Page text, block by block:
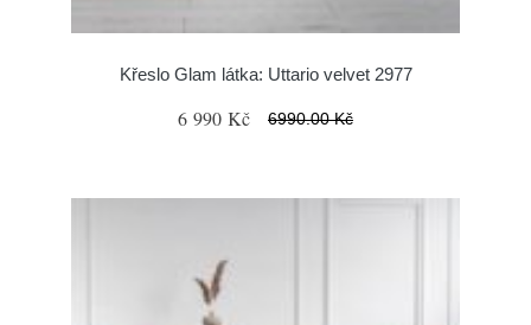
Křeslo Glam látka: Uttario velvet 2977
6 990 Kč 6990.00 Kč